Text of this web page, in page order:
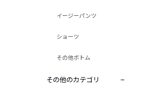
イージーパンツ
ショーツ
その他ボトム
その他のカテゴリ